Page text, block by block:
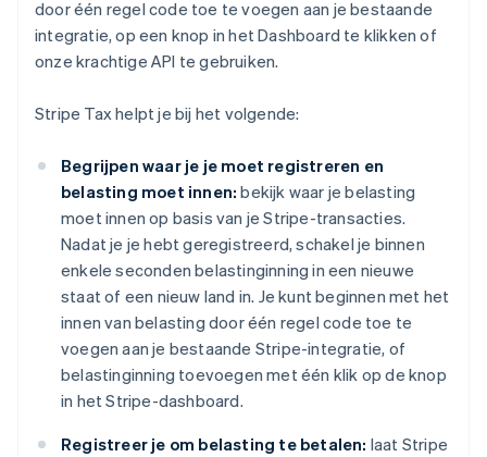
door één regel code toe te voegen aan je bestaande
integratie, op een knop in het Dashboard te klikken of
onze krachtige API te gebruiken.
Stripe Tax helpt je bij het volgende:
Begrijpen waar je je moet registreren en
belasting moet innen: bekijk waar je belasting
moet innen op basis van je Stripe-transacties.
Nadat je je hebt geregistreerd, schakel je binnen
enkele seconden belastinginning in een nieuwe
staat of een nieuw land in. Je kunt beginnen met het
innen van belasting door één regel code toe te
voegen aan je bestaande Stripe-integratie, of
belastinginning toevoegen met één klik op de knop
in het Stripe-dashboard.
Registreer je om belasting te betalen: laat Stripe